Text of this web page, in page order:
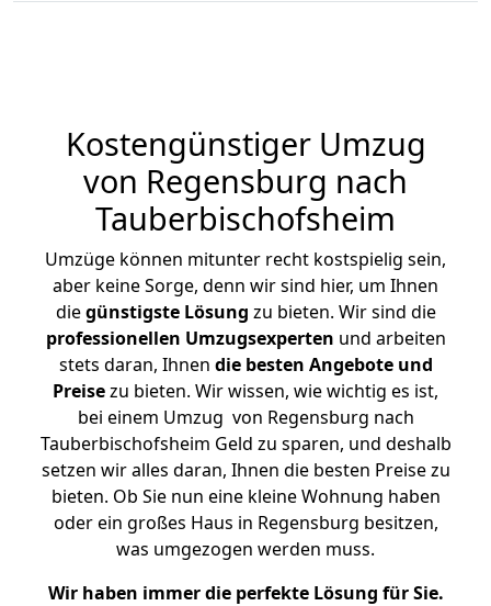
Kostengünstiger Umzug
von Regensburg nach
Tauberbischofsheim
Umzüge können mitunter recht kostspielig sein,
aber keine Sorge, denn wir sind hier, um Ihnen
diegünstigste Lösung zu bieten. Wir sind die
professionellen Umzugsexperten und arbeiten
stets daran, Ihnen die besten Angebote und
Preisezu bieten. Wir wissen, wie wichtig es ist,
bei einem Umzug von Regensburg nach
Tauberbischofsheim Geld zu sparen, und deshalb
setzen wir alles daran, Ihnen die besten Preise zu
bieten. Ob Sie nun eine kleine Wohnung haben
oder ein großes Haus in Regensburg besitzen,
was umgezogen werden muss.
Wir haben immer die perfekte Lösung für Sie.